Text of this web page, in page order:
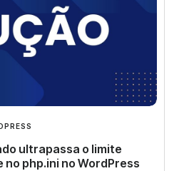
ultrapassa o limite
php.ini no WordPress